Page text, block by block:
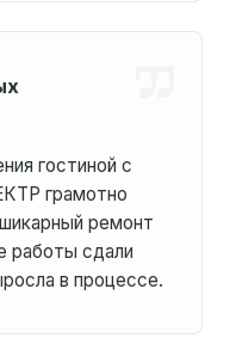
гостиной с
грамотно
ремонт
работы сдали
в процессе.